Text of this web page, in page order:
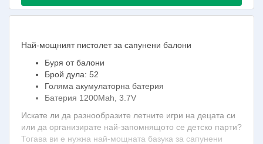
Най-мощният пистолет за сапунени балони
Буря от балони
Брой дула: 52
Голяма акумулаторна батерия
Батерия 1200Mah, 3.7V
Искате ли да разнообразите летните игри на децата си
или да организирате най-запомнящото се детско парти?
Тогава ви е нужна най-мощната базука за сапунени